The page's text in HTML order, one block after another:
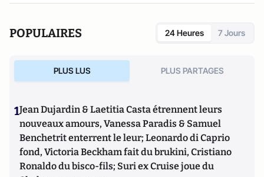
POPULAIRES 24 Heures 7 Jours
PLUS LUS PLUS PARTAGES
1Jean Dujardin & Laetitia Casta étrennent leurs
nouveaux amours, Vanessa Paradis & Samuel
Benchetrit enterrent le leur; Leonardo di Caprio
fond, Victoria Beckham fait du brukini, Cristiano
Ronaldo du bisco-fils; Suri ex Cruise joue du